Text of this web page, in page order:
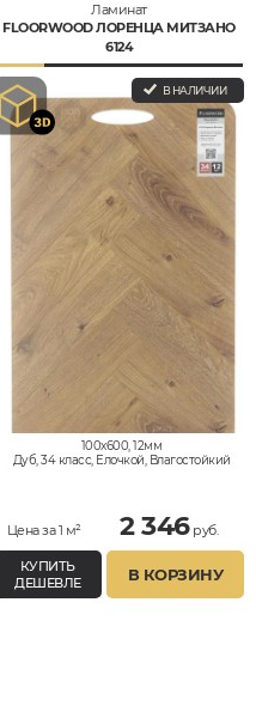
Ламинат
FLOORWOOD ЛОРЕНЦА МИТЗАНО
6124
В НАЛИЧИИ
100x600, 12мм
Дуб, 34 класс, Елочкой, Влагостойкий
Цена за 1 м² 2 346руб.
КУПИТЬ
ДЕШЕВЛЕ
В КОРЗИНУ